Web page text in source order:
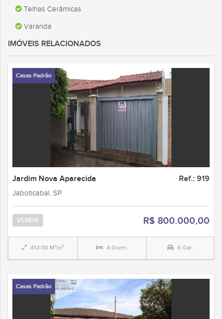
Telhas Cerâmicas
Varanda
IMÓVEIS RELACIONADOS
Casas Padrão
Jardim Nova Aparecida Ref.: 919
Jaboticabal, SP
VENDA R$ 800.000,00
413.00 M²m² 4 Dorm. 6 Gar.
Casas Padrão